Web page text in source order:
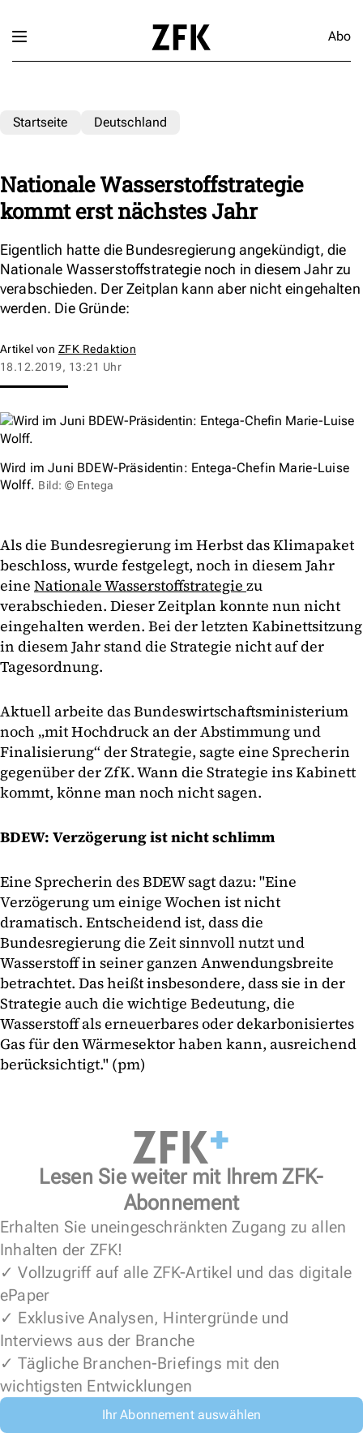
Abo
Startseite Deutschland
Nationale Wasserstoffstrategie
kommt erst nächstes Jahr
Eigentlich hatte die Bundesregierung angekündigt, die
Nationale Wasserstoffstrategie noch in diesem Jahr zu
verabschieden. Der Zeitplan kann aber nicht eingehalten
werden. Die Gründe:
Artikel von ZFK Redaktion
18.12.2019, 13:21 Uhr
Wird im Juni BDEW-Präsidentin: Entega-Chefin Marie-Luise
Wolff. Bild: © Entega
Als die Bundesregierung im Herbst das Klimapaket
beschloss, wurde festgelegt, noch in diesem Jahr
eine Nationale Wasserstoffstrategie zu
verabschieden. Dieser Zeitplan konnte nun nicht
eingehalten werden. Bei der letzten Kabinettsitzung
in diesem Jahr stand die Strategie nicht auf der
Tagesordnung.
Aktuell arbeite das Bundeswirtschaftsministerium
noch „mit Hochdruck an der Abstimmung und
Finalisierung“ der Strategie, sagte eine Sprecherin
gegenüber der ZfK. Wann die Strategie ins Kabinett
kommt, könne man noch nicht sagen.
BDEW: Verzögerung ist nicht schlimm
Eine Sprecherin des BDEW sagt dazu: "Eine
Verzögerung um einige Wochen ist nicht
dramatisch. Entscheidend ist, dass die
Bundesregierung die Zeit sinnvoll nutzt und
Wasserstoff in seiner ganzen Anwendungsbreite
betrachtet. Das heißt insbesondere, dass sie in der
Strategie auch die wichtige Bedeutung, die
Wasserstoff als erneuerbares oder dekarbonisiertes
Gas für den Wärmesektor haben kann, ausreichend
berücksichtigt." (pm)
Lesen Sie weiter mit Ihrem ZFK-
Abonnement
Erhalten Sie uneingeschränkten Zugang zu allen
Inhalten der ZFK!
✓ Vollzugriff auf alle ZFK-Artikel und das digitale
ePaper
✓ Exklusive Analysen, Hintergründe und
Interviews aus der Branche
✓ Tägliche Branchen-Briefings mit den
wichtigsten Entwicklungen
Ihr Abonnement auswählen